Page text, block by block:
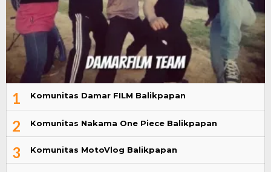
1 Komunitas Damar FILM Balikpapan
2 Komunitas Nakama One Piece Balikpapan
3 Komunitas MotoVlog Balikpapan